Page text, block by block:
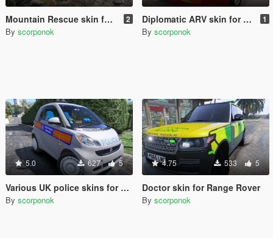
Mountain Rescue skin for Ford Ranger 2
By scorponok
Diplomatic ARV skin for BMW 530D Touring 1
By scorponok
5.0 627 5
Various UK police skins for Smart Car
By scorponok
4.75 533 5
Doctor skin for Range Rover
By scorponok